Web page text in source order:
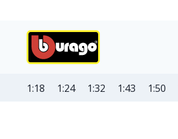
1:18 1:24 1:32 1:43 1:50